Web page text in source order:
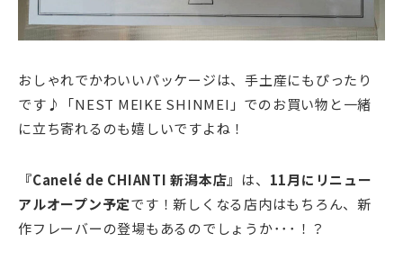
おしゃれでかわいいパッケージは、手土産にもぴったり
です♪「NEST MEIKE SHINMEI」でのお買い物と一緒
に立ち寄れるのも嬉しいですよね！
『Canelé de CHIANTI 新潟本店』 は、 11月にリニュー
アルオープン予定です！新しくなる店内はもちろん、新
作フレーバーの登場もあるのでしょうか･･･！？